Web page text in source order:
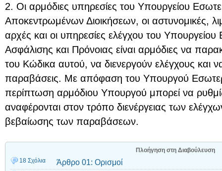
2. Οι αρμόδιες υπηρεσίες του Υπουργείου
Αποκεντρωμένων Διοικήσεων, οι αστυνομικές,
αρχές και οι υπηρεσίες ελέγχου του Υπουργείου
Ασφάλισης και Πρόνοιας είναι αρμόδιες να
του Κώδικα αυτού, να διενεργούν ελέγχους και
παραβάσεις. Με απόφαση του Υπουργού
περίπτωση αρμόδιου Υπουργού μπορεί να
αναφέρονται στον τρόπο διενέργειας των
βεβαίωσης των παραβάσεων.
Πλοήγηση στη Διαβούλευση
18 Σχόλια
Άρθρο 01: Ορισμοί